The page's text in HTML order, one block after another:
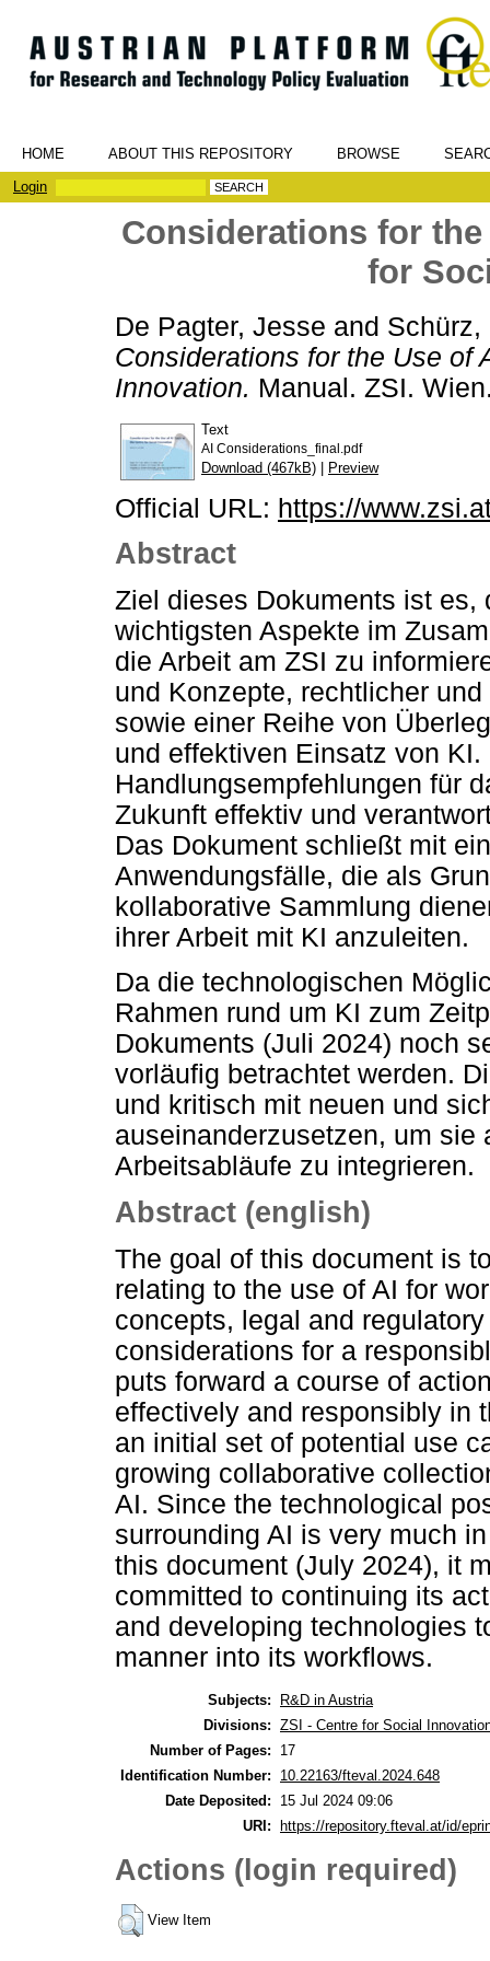
HOME ABOUT THIS REPOSITORY BROWSE
Login
Considerations for
for
De Pagter, Jesse and Schürz,
Considerations for the Use of
Innovation. Manual. ZSI.
Text
AI Considerations_final.pdf
Download (467kB) | Preview
Official URL: https://
Abstract
Ziel dieses Dokuments ist es,
wichtigsten Aspekte im
die Arbeit am ZSI zu
und Konzepte, rechtlicher
sowie einer Reihe von
und effektiven Einsatz von
Handlungsempfehlungen für
Zukunft effektiv und
Das Dokument schließt mit
Anwendungsfälle, die als
kollaborative Sammlung
ihrer Arbeit mit KI anzuleiten.
Da die technologischen
Rahmen rund um KI zum
Dokuments (Juli 2024) noch
vorläufig betrachtet werden.
und kritisch mit neuen und
auseinanderzusetzen, um sie
Arbeitsabläufe zu integrieren.
Abstract (english)
The goal of this document is
relating to the use of AI for
concepts, legal and
considerations for a
puts forward a course of
effectively and responsibly in
an initial set of potential use
growing collaborative
AI. Since the technological
surrounding AI is very much
this document (July 2024), it
committed to continuing its
and developing technologies
manner into its workflows.
Subjects:
R&D in Austria
Divisions: ZSI - Centre for Social
Number of Pages:
17
Identification Number:
10.22163/fteval.2024.648
Date Deposited:
15 Jul 2024 09:06
URI:
https://repository.fteval.at/id/
Actions (login required)
View Item